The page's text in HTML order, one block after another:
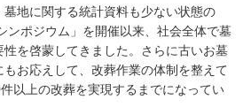
地に関する統計資料も少ない状態の
ンポジウム」を開催以来、社会全体で墓
を啓蒙してきました。さらに古いお墓
お応えして、改葬作業の体制を整えて
以上の改葬を実現するまでになってい